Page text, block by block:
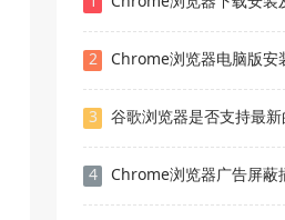
2 Chrome浏览器电脑版安
3 谷歌浏览器是否支持最新的
4 Chrome浏览器广告屏蔽